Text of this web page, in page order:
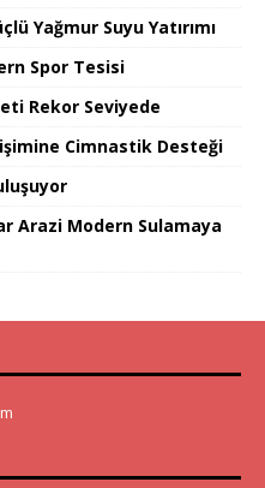
Yağmur Suyu Yatırımı
Spor Tesisi
Rekor Seviyede
Cimnastik Desteği
Arazi Modern Sulamaya